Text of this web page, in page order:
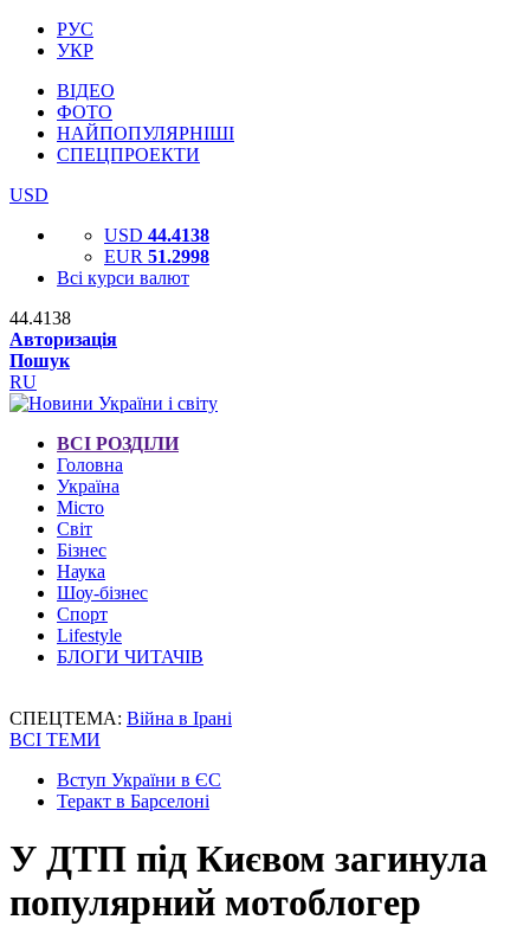
РУС
УКР
ВІДЕО
ФОТО
НАЙПОПУЛЯРНІШІ
СПЕЦПРОЕКТИ
USD
USD 44.4138
EUR 51.2998
Всі курси валют
44.4138
Авторизація
Пошук
RU
ВСІ РОЗДІЛИ
Головна
Україна
Місто
Світ
Бізнес
Наука
Шоу-бізнес
Спорт
Lifestyle
БЛОГИ ЧИТАЧІВ
СПЕЦТЕМА: Війна в Ірані
ВСІ ТЕМИ
Вступ України в ЄС
Теракт в Барселоні
У ДТП під Києвом загинула
популярний мотоблогер